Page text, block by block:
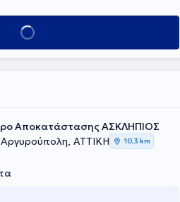
ραντεβού
Αποκατάστασης ΑΣΚΛΗΠΙΟΣ
ΑΤΤΙΚΗ
10,3 km